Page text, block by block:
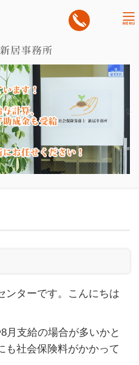
ンターです。こんにちは
月支給の場合が多いかと
も社会保険料がかかって